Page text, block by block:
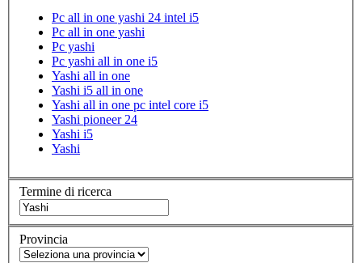
Pc all in one yashi 24 intel i5
Pc all in one yashi
Pc yashi
Pc yashi all in one i5
Yashi all in one
Yashi i5 all in one
Yashi all in one pc intel core i5
Yashi pioneer 24
Yashi i5
Yashi
Termine di ricerca
Provincia